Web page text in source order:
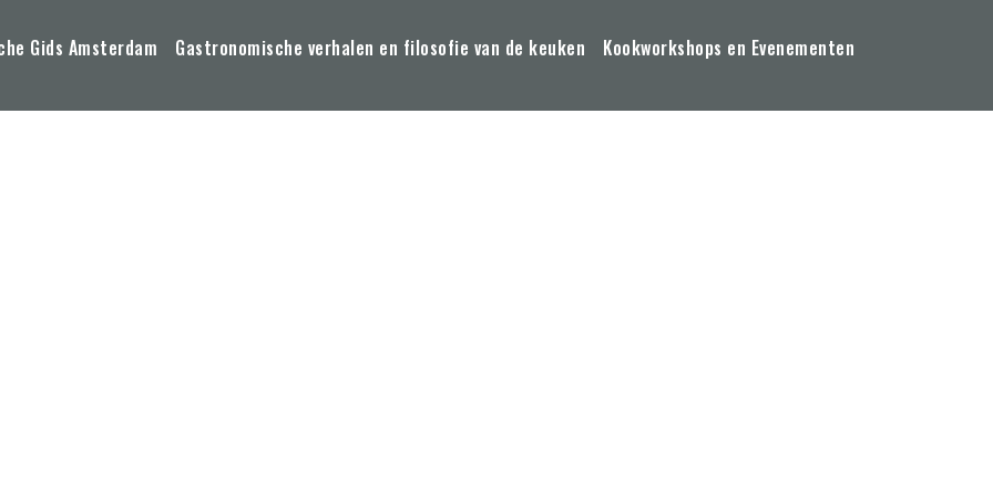
Gids Amsterdam Gastronomische verhalen en filosofie van de keuken Kookworkshops en Evenementen